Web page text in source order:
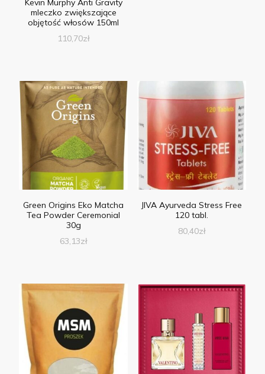
Kevin Murphy Anti Gravity
mleczko zwiększające
objętość włosów 150ml
110,70zł
Green Origins Eko Matcha
Tea Powder Ceremonial
30g
63,13zł
JIVA Ayurveda Stress Free
120 tabl.
80,40zł